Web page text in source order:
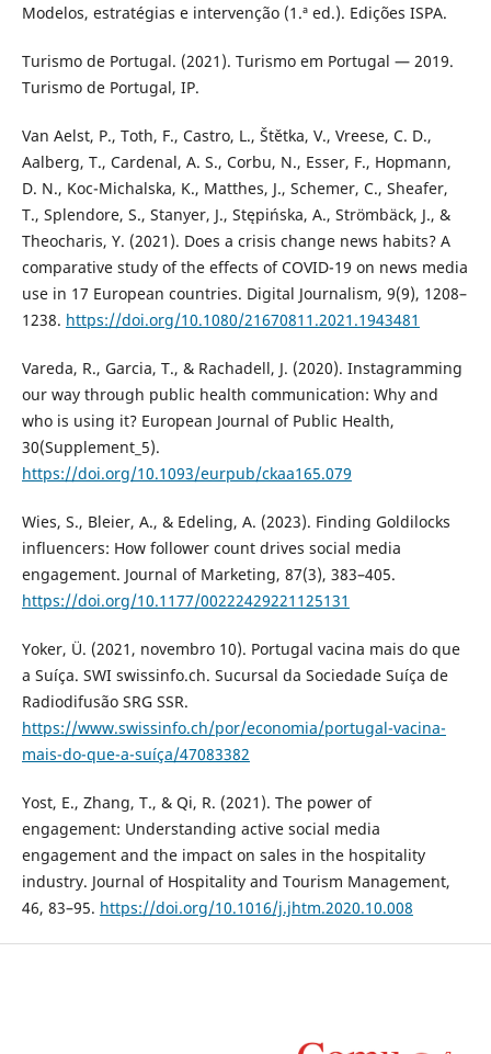
Modelos, estratégias e intervenção (1.ª ed.). Edições ISPA.
Turismo de Portugal. (2021). Turismo em Portugal — 2019.
Turismo de Portugal, IP.
Van Aelst, P., Toth, F., Castro, L., Štětka, V., Vreese, C. D.,
Aalberg, T., Cardenal, A. S., Corbu, N., Esser, F., Hopmann,
D. N., Koc-Michalska, K., Matthes, J., Schemer, C., Sheafer,
T., Splendore, S., Stanyer, J., Stępińska, A., Strömbäck, J., &
Theocharis, Y. (2021). Does a crisis change news habits? A
comparative study of the effects of COVID-19 on news media
use in 17 European countries. Digital Journalism, 9(9), 1208–
1238. https://doi.org/10.1080/21670811.2021.1943481
Vareda, R., Garcia, T., & Rachadell, J. (2020). Instagramming
our way through public health communication: Why and
who is using it? European Journal of Public Health,
30(Supplement_5).
https://doi.org/10.1093/eurpub/ckaa165.079
Wies, S., Bleier, A., & Edeling, A. (2023). Finding Goldilocks
influencers: How follower count drives social media
engagement. Journal of Marketing, 87(3), 383–405.
https://doi.org/10.1177/00222429221125131
Yoker, Ü. (2021, novembro 10). Portugal vacina mais do que
a Suíça. SWI swissinfo.ch. Sucursal da Sociedade Suíça de
Radiodifusão SRG SSR.
https://www.swissinfo.ch/por/economia/portugal-vacina-
mais-do-que-a-suíça/47083382
Yost, E., Zhang, T., & Qi, R. (2021). The power of
engagement: Understanding active social media
engagement and the impact on sales in the hospitality
industry. Journal of Hospitality and Tourism Management,
46, 83–95. https://doi.org/10.1016/j.jhtm.2020.10.008